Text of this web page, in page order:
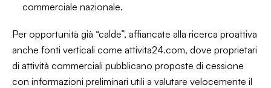
commerciale nazionale.
Per opportunità già “calde”, affiancate alla ricerca proattiva
anche fonti verticali come attivita24.com, dove proprietari
di attività commerciali pubblicano proposte di cessione
con informazioni preliminari utili a valutare velocemente il